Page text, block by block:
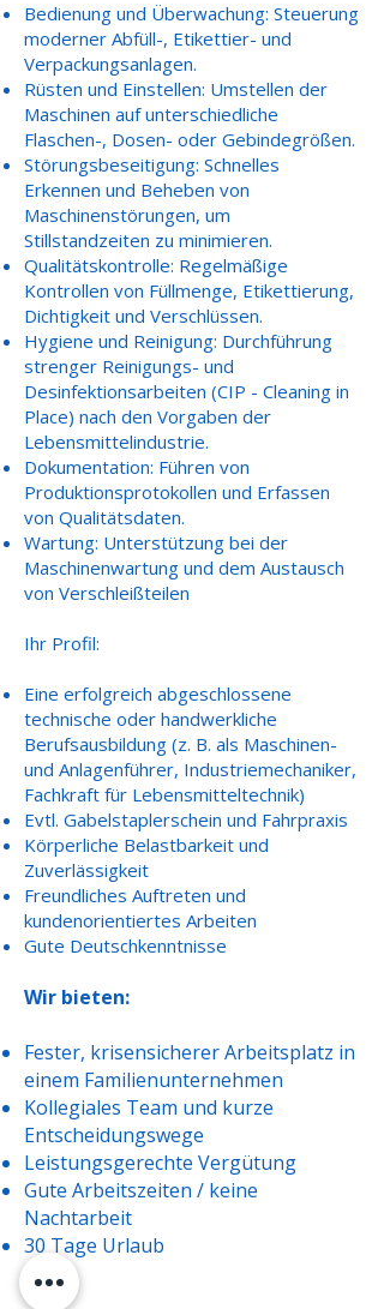
Bedienung und Überwachung: Steuerung
moderner Abfüll-, Etikettier- und
Verpackungsanlagen.
Rüsten und Einstellen: Umstellen der
Maschinen auf unterschiedliche
Flaschen-, Dosen- oder Gebindegrößen.
Störungsbeseitigung: Schnelles
Erkennen und Beheben von
Maschinenstörungen, um
Stillstandzeiten zu minimieren.
Qualitätskontrolle: Regelmäßige
Kontrollen von Füllmenge, Etikettierung,
Dichtigkeit und Verschlüssen.
Hygiene und Reinigung: Durchführung
strenger Reinigungs- und
Desinfektionsarbeiten (CIP - Cleaning in
Place) nach den Vorgaben der
Lebensmittelindustrie.
Dokumentation: Führen von
Produktionsprotokollen und Erfassen
von Qualitätsdaten.
Wartung: Unterstützung bei der
Maschinenwartung und dem Austausch
von Verschleißteilen
Ihr Profil:
Eine erfolgreich abgeschlossene
technische oder handwerkliche
Berufsausbildung (z. B. als Maschinen-
und Anlagenführer, Industriemechaniker,
Fachkraft für Lebensmitteltechnik)
Evtl. Gabelstaplerschein und Fahrpraxis
Körperliche Belastbarkeit und
Zuverlässigkeit
Freundliches Auftreten und
kundenorientiertes Arbeiten
Gute Deutschkenntnisse
Wir bieten:
Fester, krisensicherer Arbeitsplatz in
einem Familienunternehmen
Kollegiales Team und kurze
Entscheidungswege
Leistungsgerechte Vergütung
Gute Arbeitszeiten / keine
Nachtarbeit
30 Tage Urlaub